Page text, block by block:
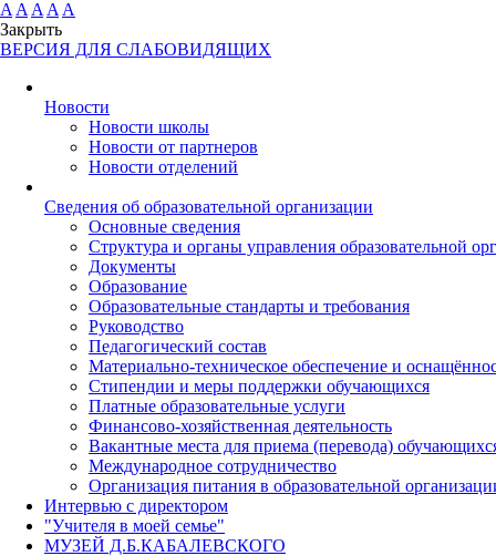
A A A A A
Закрыть
ВЕРСИЯ ДЛЯ СЛАБОВИДЯЩИХ
Новости
Новости школы
Новости от партнеров
Новости отделений
Cведения об образовательной организации
Основные сведения
Структура и органы управления образовательной
Документы
Образование
Образовательные стандарты и требования
Руководство
Педагогический состав
Материально-техническое обеспечение и
Стипендии и меры поддержки обучающихся
Платные образовательные услуги
Финансово-хозяйственная деятельность
Вакантные места для приема (перевода)
Международное сотрудничество
Организация питания в образовательной
Интервью с директором
"Учителя в моей семье"
МУЗЕЙ Д.Б.КАБАЛЕВСКОГО